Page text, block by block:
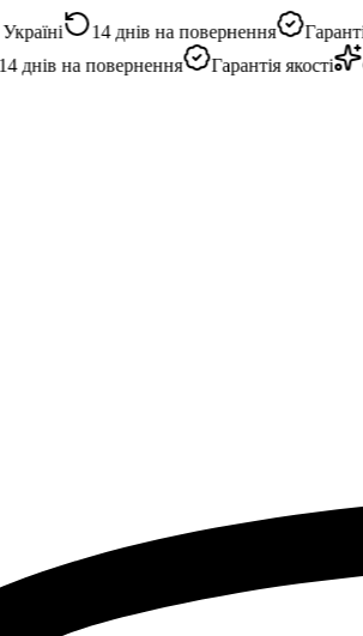
14 днів на повернення Гарантія
на повернення Гарантія якості